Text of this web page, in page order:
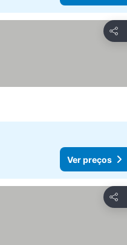
Ver preços